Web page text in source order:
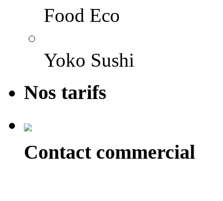
Food Eco
Yoko Sushi
Nos tarifs
Contact commercial